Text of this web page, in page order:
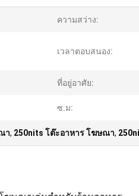
ความสว่าง:
เวลาตอบสนอง:
ที่อยู่อาศัย:
ซ.ม:
า, 250nits โต๊ะอาหาร โฆษณา,